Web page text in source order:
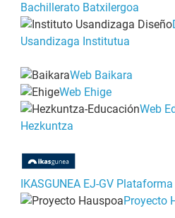
Bachillerato Batxilergoa
Usandizaga Institutua
Web Baikara
Web Ehige
Web
Hezkuntza
IKASGUNEA EJ-GV Plataforma
Proyecto